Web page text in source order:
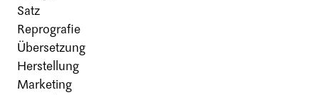
Satz
Reprografie
Übersetzung
Herstellung
Marketing